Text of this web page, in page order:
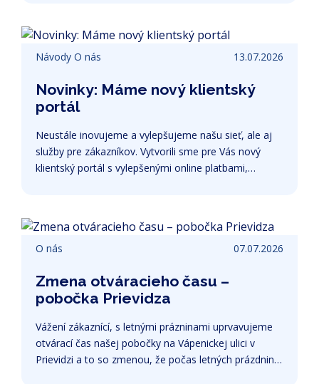
Návody O nás 13.07.2026
Novinky: Máme nový klientský
portál
Neustále inovujeme a vylepšujeme našu sieť, ale aj
služby pre zákazníkov. Vytvorili sme pre Vás nový
klientský portál s vylepšenými online platbami,
O nás 07.07.2026
Zmena otváracieho času –
pobočka Prievidza
Vážení zákaznící, s letnými prázninami uprvavujeme
otvárací čas našej pobočky na Vápenickej ulici v
Prievidzi a to so zmenou, že počas letných prázdnin